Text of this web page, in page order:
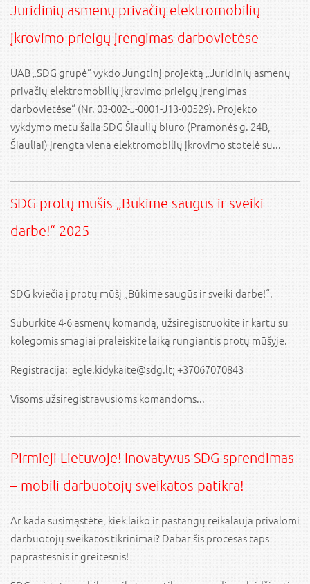
Juridinių asmenų privačių elektromobilių
įkrovimo prieigų įrengimas darbovietėse
UAB „SDG grupė“ vykdo Jungtinį projektą „Juridinių asmenų
privačių elektromobilių įkrovimo prieigų įrengimas
darbovietėse“ (Nr. 03-002-J-0001-J13-00529). Projekto
vykdymo metu šalia SDG Šiaulių biuro (Pramonės g. 24B,
Šiauliai) įrengta viena elektromobilių įkrovimo stotelė su...
SDG protų mūšis „Būkime saugūs ir sveiki
darbe!“ 2025
SDG kviečia į protų mūšį „Būkime saugūs ir sveiki darbe!“.
Suburkite 4-6 asmenų komandą, užsiregistruokite ir kartu su
kolegomis smagiai praleiskite laiką rungiantis protų mūšyje.
Registracija: egle.kidykaite@sdg.lt; +37067070843
Visoms užsiregistravusioms komandoms...
Pirmieji Lietuvoje! Inovatyvus SDG sprendimas
– mobili darbuotojų sveikatos patikra!
Ar kada susimąstėte, kiek laiko ir pastangų reikalauja privalomi
darbuotojų sveikatos tikrinimai? Dabar šis procesas taps
paprastesnis ir greitesnis!